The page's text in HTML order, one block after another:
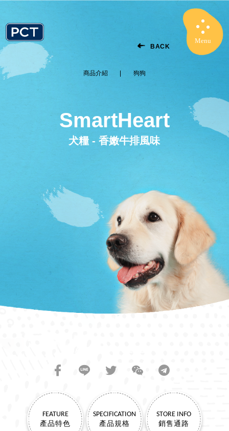
MenuClose
BACK
商品介紹 狗狗
SmartHeart
犬糧 - 香嫩牛排風味
FEATURE
產品特色
SPECIFICATION
產品規格
STORE INFO
銷售通路